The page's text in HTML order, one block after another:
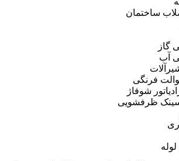
ساختمان
گاز
آب
فرنگی
شوفاژ
ظرفشویی